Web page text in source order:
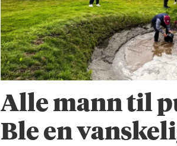
Alle mann til
Ble en